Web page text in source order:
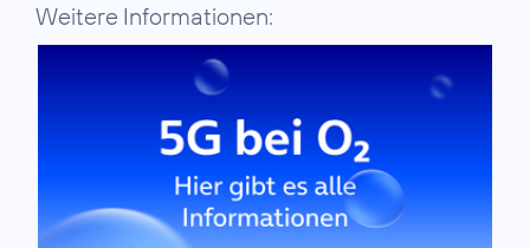
Weitere Informationen: